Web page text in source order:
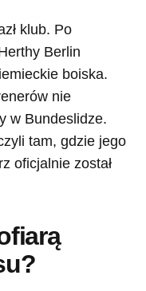
klub. Po
Berlin
boiska.
nie
w Bundeslidze.
tam, gdzie jego
oficjalnie został